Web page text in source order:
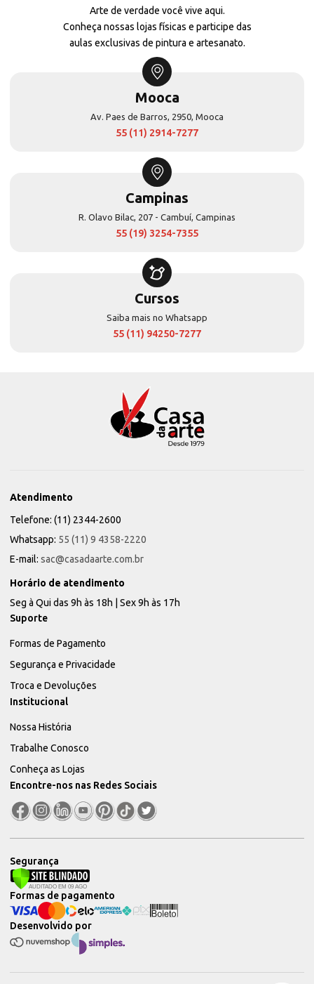
Arte de verdade você vive aqui.
Conheça nossas lojas físicas e participe das
aulas exclusivas de pintura e artesanato.
Mooca
Av. Paes de Barros, 2950, Mooca
55 (11) 2914-7277
Campinas
R. Olavo Bilac, 207 - Cambuí, Campinas
55 (19) 3254-7355
Cursos
Saiba mais no Whatsapp
55 (11) 94250-7277
Atendimento
Telefone: (11) 2344-2600
Whatsapp: 55 (11) 9 4358-2220
E-mail: sac@casadaarte.com.br
Horário de atendimento
Seg à Qui das 9h às 18h | Sex 9h às 17h
Suporte
Formas de Pagamento
Segurança e Privacidade
Troca e Devoluções
Institucional
Nossa História
Trabalhe Conosco
Conheça as Lojas
Encontre-nos nas Redes Sociais
Segurança
Desenvolvido por
Formas de pagamento